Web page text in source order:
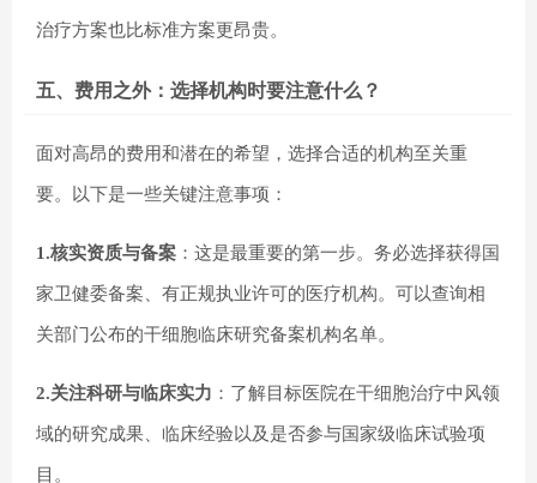
治疗方案也比标准方案更昂贵。
五、费用之外：选择机构时要注意什么？
面对高昂的费用和潜在的希望，选择合适的机构至关重
要。以下是一些关键注意事项：
1.核实资质与备案 ：这是最重要的第一步。务必选择获得国
家卫健委备案、有正规执业许可的医疗机构。可以查询相
关部门公布的干细胞临床研究备案机构名单。
2.关注科研与临床实力 ：了解目标医院在干细胞治疗中风领
域的研究成果、临床经验以及是否参与国家级临床试验项
目。